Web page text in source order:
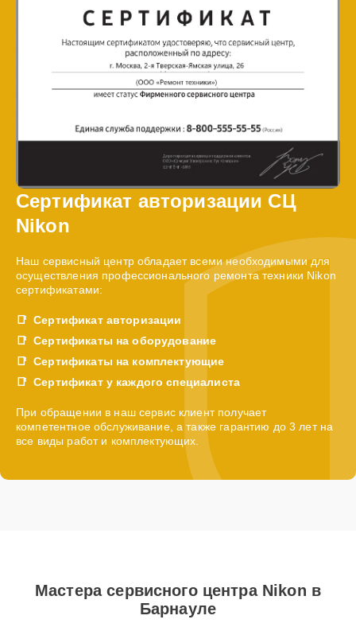
Сертификат авторизации СЦ
Nikon
Наш сервисный центр обладает всеми необходимыми для
осуществления профессионального ремонта техники Nikon
сертификатами:
Сертификат авторизации
Сертификаты на оборудование
Сертификаты на комплектующие
Сертификат у каждого специалиста
При обращении в наш сервис клиент получает
компетентное обслуживание, а также гарантию до 3 лет на
все виды работ и комплектующих.
Мастера сервисного центра Nikon в
Барнауле